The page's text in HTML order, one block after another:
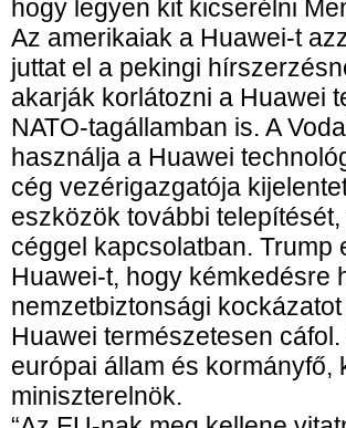
hogy legyen kit kicserélni
Az amerikaiak a Huawei-t
juttat el a pekingi
akarják korlátozni a Huawei
NATO-tagállamban is. A
használja a Huawei
cég vezérigazgatója
eszközök további
céggel kapcsolatban.
Huawei-t, hogy kémkedésre
nemzetbiztonsági
Huawei természetesen
európai állam és kormányfő,
miniszterelnök.